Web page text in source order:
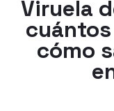
Viruela
cómo